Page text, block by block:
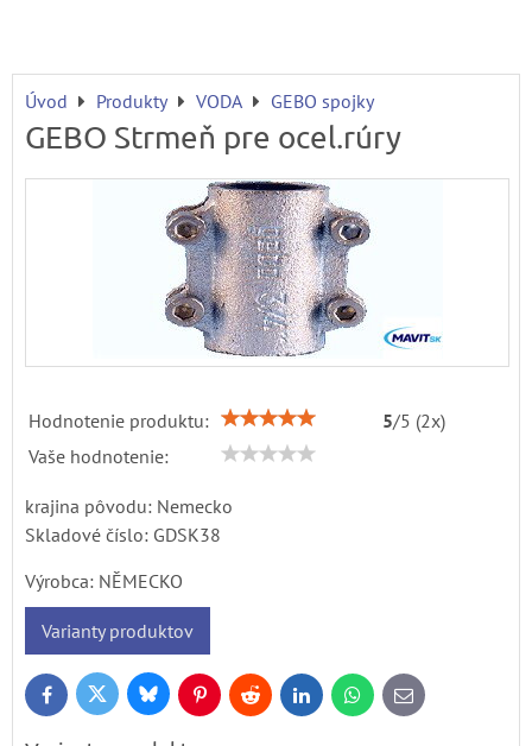
Úvod Produkty VODA GEBO spojky
GEBO Strmeň pre ocel.rúry
Hodnotenie produktu: 5/5 (2x)
Vaše hodnotenie:
krajina pôvodu: Nemecko
Skladové číslo: GDSK38
Výrobca: NĚMECKO
Varianty produktov
FacebookTwitter BlueskyPinterestReddit LinkedInWhatsApp
E-
mail